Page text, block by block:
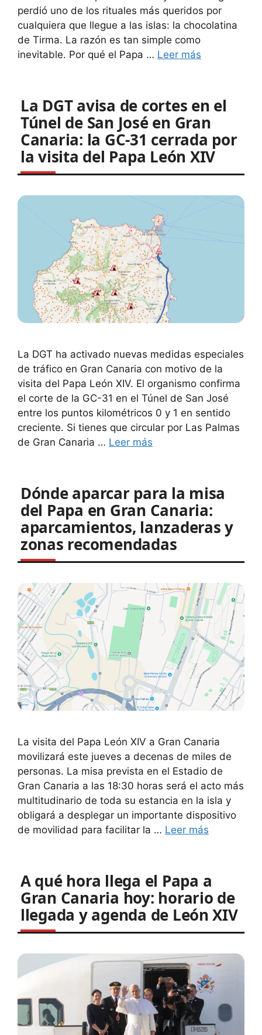
perdió uno de los rituales más queridos por
cualquiera que llegue a las islas: la chocolatina
de Tirma. La razón es tan simple como
inevitable. Por qué el Papa … Leer más
La DGT avisa de cortes en el
Túnel de San José en Gran
Canaria: la GC-31 cerrada por
la visita del Papa León XIV
La DGT ha activado nuevas medidas especiales
de tráfico en Gran Canaria con motivo de la
visita del Papa León XIV. El organismo confirma
el corte de la GC-31 en el Túnel de San José
entre los puntos kilométricos 0 y 1 en sentido
creciente. Si tienes que circular por Las Palmas
de Gran Canaria … Leer más
Dónde aparcar para la misa
del Papa en Gran Canaria:
aparcamientos, lanzaderas y
zonas recomendadas
La visita del Papa León XIV a Gran Canaria
movilizará este jueves a decenas de miles de
personas. La misa prevista en el Estadio de
Gran Canaria a las 18:30 horas será el acto más
multitudinario de toda su estancia en la isla y
obligará a desplegar un importante dispositivo
de movilidad para facilitar la … Leer más
A qué hora llega el Papa a
Gran Canaria hoy: horario de
llegada y agenda de León XIV